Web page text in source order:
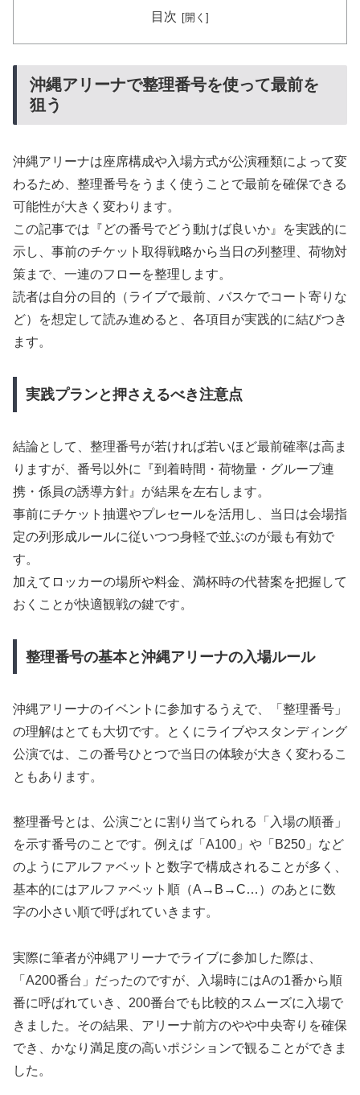
目次
沖縄アリーナで整理番号を使って最前を
狙う
沖縄アリーナは座席構成や入場方式が公演種類によって変
わるため、整理番号をうまく使うことで最前を確保できる
可能性が大きく変わります。
この記事では『どの番号でどう動けば良いか』を実践的に
示し、事前のチケット取得戦略から当日の列整理、荷物対
策まで、一連のフローを整理します。
読者は自分の目的（ライブで最前、バスケでコート寄りな
ど）を想定して読み進めると、各項目が実践的に結びつき
ます。
実践プランと押さえるべき注意点
結論として、整理番号が若ければ若いほど最前確率は高ま
りますが、番号以外に『到着時間・荷物量・グループ連
携・係員の誘導方針』が結果を左右します。
事前にチケット抽選やプレセールを活用し、当日は会場指
定の列形成ルールに従いつつ身軽で並ぶのが最も有効で
す。
加えてロッカーの場所や料金、満杯時の代替案を把握して
おくことが快適観戦の鍵です。
整理番号の基本と沖縄アリーナの入場ルール
沖縄アリーナのイベントに参加するうえで、「整理番号」
の理解はとても大切です。とくにライブやスタンディング
公演では、この番号ひとつで当日の体験が大きく変わるこ
ともあります。
整理番号とは、公演ごとに割り当てられる「入場の順番」
を示す番号のことです。例えば「A100」や「B250」など
のようにアルファベットと数字で構成されることが多く、
基本的にはアルファベット順（A→B→C…）のあとに数
字の小さい順で呼ばれていきます。
実際に筆者が沖縄アリーナでライブに参加した際は、
「A200番台」だったのですが、入場時にはAの1番から順
番に呼ばれていき、200番台でも比較的スムーズに入場で
きました。その結果、アリーナ前方のやや中央寄りを確保
でき、かなり満足度の高いポジションで観ることができま
した。